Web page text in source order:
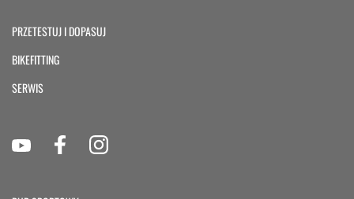
PRZETESTUJ I DOPASUJ
BIKEFITTING
SERWIS